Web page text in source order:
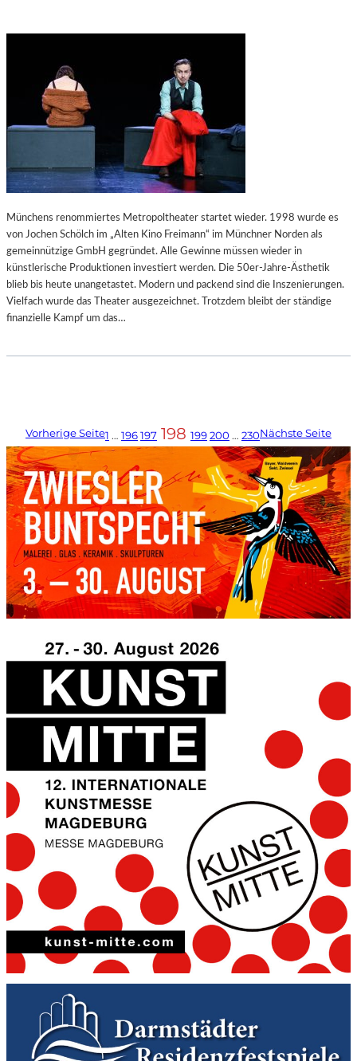
Münchens renommiertes Metropoltheater startet wieder. 1998 wurde es
von Jochen Schölch im „Alten Kino Freimann“ im Münchner Norden als
gemeinnützige GmbH gegründet. Alle Gewinne müssen wieder in
künstlerische Produktionen investiert werden. Die 50er-Jahre-Ästhetik
blieb bis heute unangetastet. Modern und packend sind die Inszenierungen.
Vielfach wurde das Theater ausgezeichnet. Trotzdem bleibt der ständige
finanzielle Kampf um das…
Vorherige Seite1 … 196197 198 199200 … 230Nächste Seite